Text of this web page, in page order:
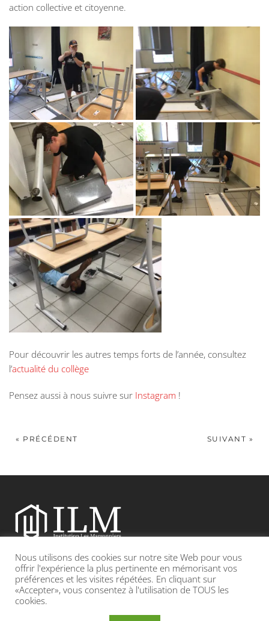
action collective et citoyenne.
Pour découvrir les autres temps forts de l’année, consultez
l’actualité du collège
Pensez aussi à nous suivre sur Instagram !
« PRÉCÉDENT SUIVANT »
Etablissement catholique sous contrat d’association avec l’Etat
Adresse : 19, Grande rue 69420 CONDRIEU
Nous utilisons des cookies sur notre site Web pour vous
offrir l'expérience la plus pertinente en mémorisant vos
préférences et les visites répétées. En cliquant sur
«Accepter», vous consentez à l'utilisation de TOUS les
cookies.